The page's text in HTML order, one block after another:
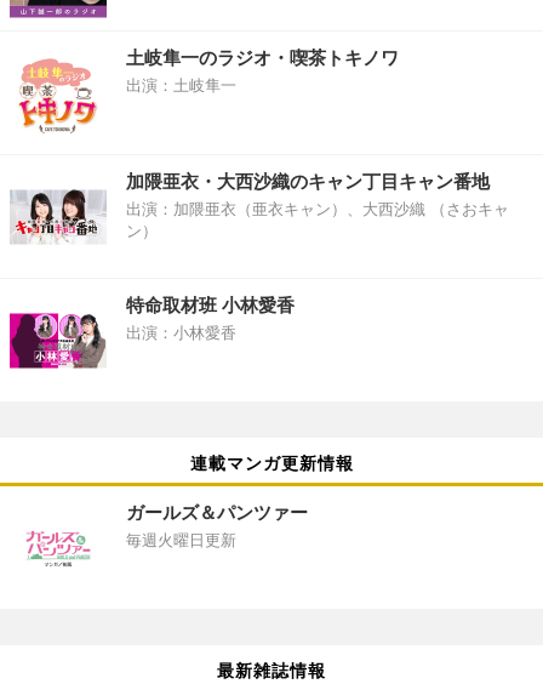
土岐隼一のラジオ・喫茶トキノワ
出演：土岐隼一
加隈亜衣・大西沙織のキャン丁目キャン番地
出演：加隈亜衣（亜衣キャン）、大西沙織 （さおキャ
ン）
特命取材班 小林愛香
出演：小林愛香
連載マンガ更新情報
ガールズ＆パンツァー
毎週火曜日更新
最新雑誌情報